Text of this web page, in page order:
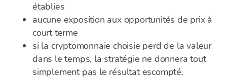
établies
aucune exposition aux opportunités de prix à
court terme
si la cryptomonnaie choisie perd de la valeur
dans le temps, la stratégie ne donnera tout
simplement pas le résultat escompté.